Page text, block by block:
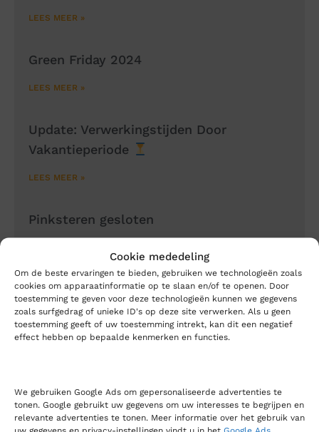
Cookie mededeling
Om de beste ervaringen te bieden, gebruiken we technologieën zoals
cookies om apparaatinformatie op te slaan en/of te openen. Door
toestemming te geven voor deze technologieën kunnen we gegevens
zoals surfgedrag of unieke ID's op deze site verwerken. Als u geen
toestemming geeft of uw toestemming intrekt, kan dit een negatief
effect hebben op bepaalde kenmerken en functies.
We gebruiken Google Ads om gepersonaliseerde advertenties te
tonen. Google gebruikt uw gegevens om uw interesses te begrijpen en
relevante advertenties te tonen. Meer informatie over het gebruik van
LEES MEER »
Green Friday 2024
LEES MEER »
Update: Verwerkingstijden Door
Vakantieperiode
LEES MEER »
Pinksteren gesloten
Waarom LabMakelaar.com:
Ruim 2.000 instrumenten en meubels op
voorraad.
Zelf laboratorium instru- menten verkopen en
aankopen, via de marktplaats voor laboratorium